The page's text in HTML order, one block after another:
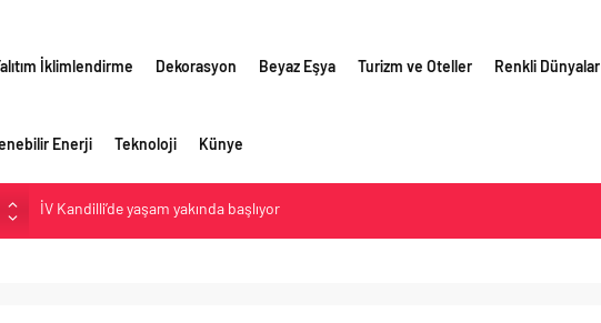
İklimlendirme Dekorasyon Beyaz Eşya Turizm ve Oteller Renkli Dünyalar
Enerji Teknoloji Künye
İV Kandilli’de yaşam yakında başlıyor
OYAK Çimento, jeopolitik risklere ve maliyet baskısına rağmen 2026’nın ikinci
çeyreğinde olumlu performansını sürdürdü